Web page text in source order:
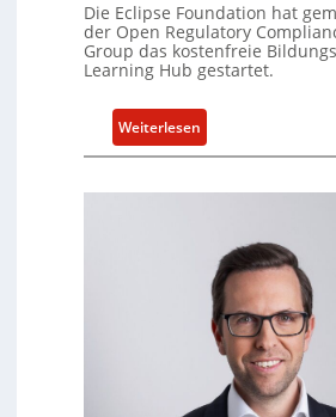
l
e
Z
h
l
n
Die Eclipse Foundation hat
der Open Regulatory
Group das kostenfreie
Learning Hub gestartet.
Weiterlesen:
N
W
r